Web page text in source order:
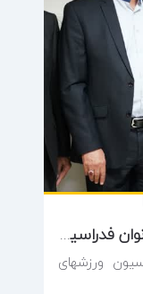
کلاهی سرپرست نائب رئیسی بانوان فدراسیون ورزشهای همگانی شد
ورزشهای